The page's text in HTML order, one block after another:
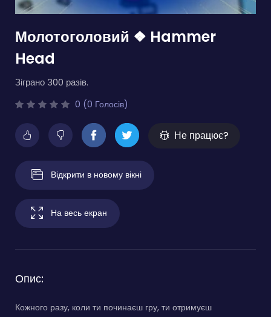
Молотоголовий ❖ Hammer
Head
Зіграно 300 разів.
0 (0 Голосів)
Не працює?
Відкрити в новому вікні
На весь екран
Опис:
Кожного разу, коли ти починаєш гру, ти отримуєш